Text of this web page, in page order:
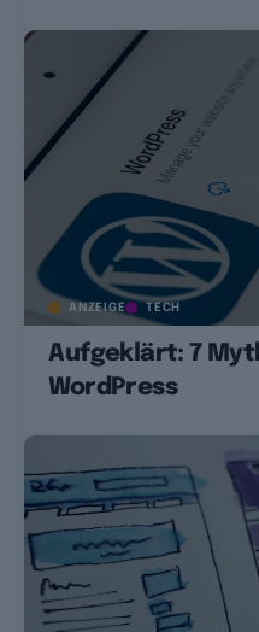
ANZEIGE TECH
Aufgeklärt: 7
WordPress